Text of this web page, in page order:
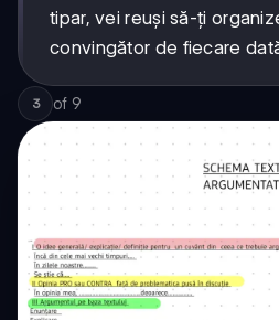
tipar, vei reuși să-ți
convingător de fiecare
3 of 9